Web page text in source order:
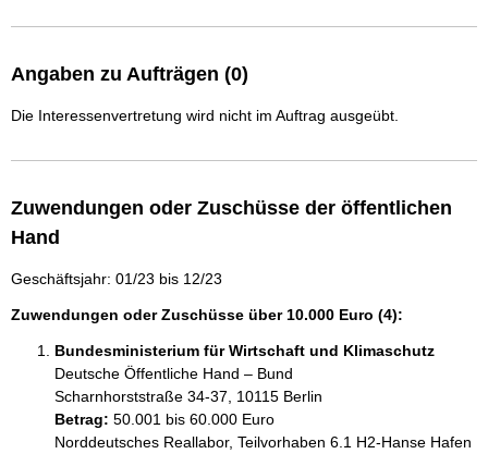
Angaben zu Aufträgen (0)
Die Interessenvertretung wird nicht im Auftrag ausgeübt.
Zuwendungen oder Zuschüsse der öffentlichen
Hand
Geschäftsjahr: 01/23 bis 12/23
Zuwendungen oder Zuschüsse über 10.000 Euro (4):
Bundesministerium für Wirtschaft und Klimaschutz
Deutsche Öffentliche Hand – Bund
Scharnhorststraße 34-37, 10115 Berlin
Betrag: 50.001 bis 60.000 Euro
Norddeutsches Reallabor, Teilvorhaben 6.1 H2-Hanse Hafen